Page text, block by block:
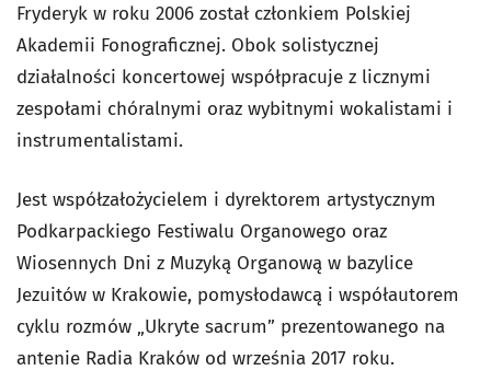
Fryderyk w roku 2006 został członkiem Polskiej
Akademii Fonograficznej. Obok solistycznej
działalności koncertowej współpracuje z licznymi
zespołami chóralnymi oraz wybitnymi wokalistami i
instrumentalistami.
Jest współzałożycielem i dyrektorem artystycznym
Podkarpackiego Festiwalu Organowego oraz
Wiosennych Dni z Muzyką Organową w bazylice
Jezuitów w Krakowie, pomysłodawcą i współautorem
cyklu rozmów „Ukryte sacrum” prezentowanego na
antenie Radia Kraków od września 2017 roku.